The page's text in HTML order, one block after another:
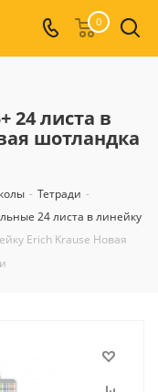
0
24 листа в
шотландка
- Тетради -
24 листа в линейку
Erich Krause Новая